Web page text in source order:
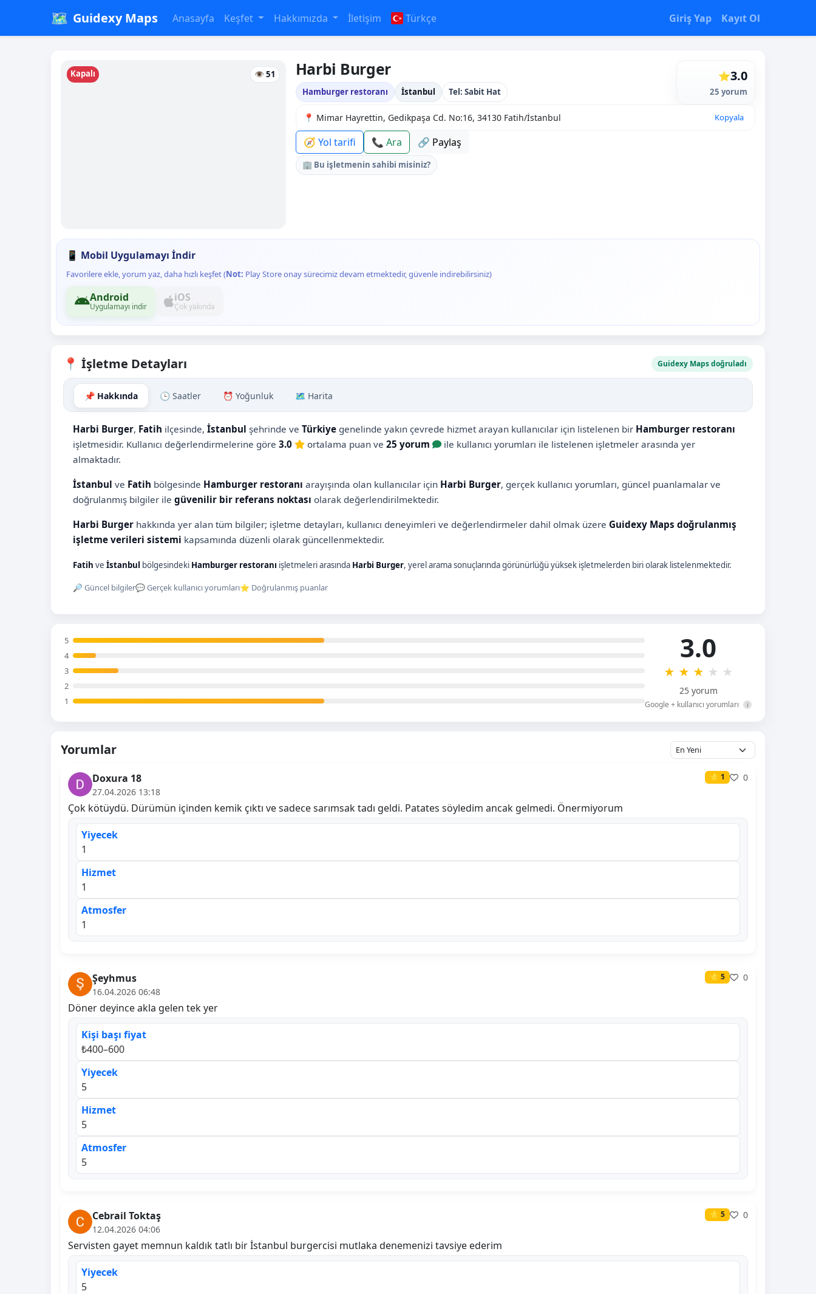
🗺️ Guidexy Maps Anasayfa Keşfet Hakkımızda İletişim Türkçe Giriş Yap Kayıt Ol
Kapalı 👁 51 Harbi Burger
Hamburger restoranı İstanbul Tel: Sabit Hat
⭐3.0
25 yorum
📍 Mimar Hayrettin, Gedikpaşa Cd. No:16, 34130 Fatih/İstanbul Kopyala
🧭 Yol tarifi 📞 Ara 🔗 Paylaş
🏢 Bu işletmenin sahibi misiniz?
📱 Mobil Uygulamayı İndir
Favorilere ekle, yorum yaz, daha hızlı keşfet (Not: Play Store onay sürecimiz devam etmektedir, güvenle indirebilirsiniz)
Android
Uygulamayı indir
iOS
Çok yakında
📍 İşletme Detayları Guidexy Maps doğruladı
📌 Hakkında 🕒 Saatler ⏰ Yoğunluk 🗺️ Harita
Harbi Burger, Fatih ilçesinde, İstanbul şehrinde ve Türkiye genelinde yakın çevrede hizmet arayan kullanıcılar için listelenen bir Hamburger restoranı
işletmesidir. Kullanıcı değerlendirmelerine göre 3.0 ortalama puan ve 25 yorum
ile kullanıcı yorumları ile listelenen işletmeler arasında yer
almaktadır.
İstanbul ve Fatih bölgesinde Hamburger restoranı arayışında olan kullanıcılar için Harbi Burger, gerçek kullanıcı yorumları, güncel puanlamalar ve
doğrulanmış bilgiler ile güvenilir bir referans noktası olarak değerlendirilmektedir.
Harbi Burger hakkında yer alan tüm bilgiler; işletme detayları, kullanıcı deneyimleri ve değerlendirmeler dahil olmak üzere Guidexy Maps doğrulanmış
işletme verileri sistemi kapsamında düzenli olarak güncellenmektedir.
Fatih ve İstanbul bölgesindeki Hamburger restoranı işletmeleri arasında Harbi Burger, yerel arama sonuçlarında görünürlüğü yüksek işletmelerden biri olarak listelenmektedir.
🔎 Güncel bilgiler💬 Gerçek kullanıcı yorumları⭐ Doğrulanmış puanlar
5
4
3
2
1
3.0
★ ★ ★ ★ ★
25 yorum
Google + kullanıcı yorumları i
Yorumlar
Doxura 18 ⭐ 1
0
27.04.2026 13:18
Çok kötüydü. Dürümün içinden kemik çıktı ve sadece sarımsak tadı geldi. Patates söyledim ancak gelmedi. Önermiyorum
Yiyecek
1
Hizmet
1
Atmosfer
1
Şeyhmus ⭐ 5
0
16.04.2026 06:48
Döner deyince akla gelen tek yer
Kişi başı fiyat
₺400–600
Yiyecek
5
Hizmet
5
Atmosfer
5
Cebrail Toktaş ⭐ 5
0
12.04.2026 04:06
Servisten gayet memnun kaldık tatlı bir İstanbul burgercisi mutlaka denemenizi tavsiye ederim
Yiyecek
5